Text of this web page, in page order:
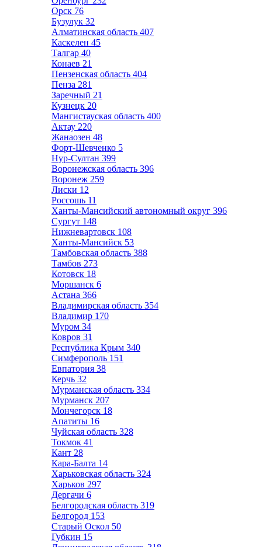
Орск 76
Бузулук 32
Алматинская область 407
Каскелен 45
Талгар 40
Конаев 21
Пензенская область 404
Пенза 281
Заречный 21
Кузнецк 20
Мангистауская область 400
Актау 220
Жанаозен 48
Форт-Шевченко 5
Нур-Султан 399
Воронежская область 396
Воронеж 259
Лиски 12
Россошь 11
Ханты-Мансийский автономный округ 396
Сургут 148
Нижневартовск 108
Ханты-Мансийск 53
Тамбовская область 388
Тамбов 273
Котовск 18
Моршанск 6
Астана 366
Владимирская область 354
Владимир 170
Муром 34
Ковров 31
Республика Крым 340
Симферополь 151
Евпатория 38
Керчь 32
Мурманская область 334
Мурманск 207
Мончегорск 18
Апатиты 16
Чуйская область 328
Токмок 41
Кант 28
Кара-Балта 14
Харьковская область 324
Харьков 297
Дергачи 6
Белгородская область 319
Белгород 153
Старый Оскол 50
Губкин 15